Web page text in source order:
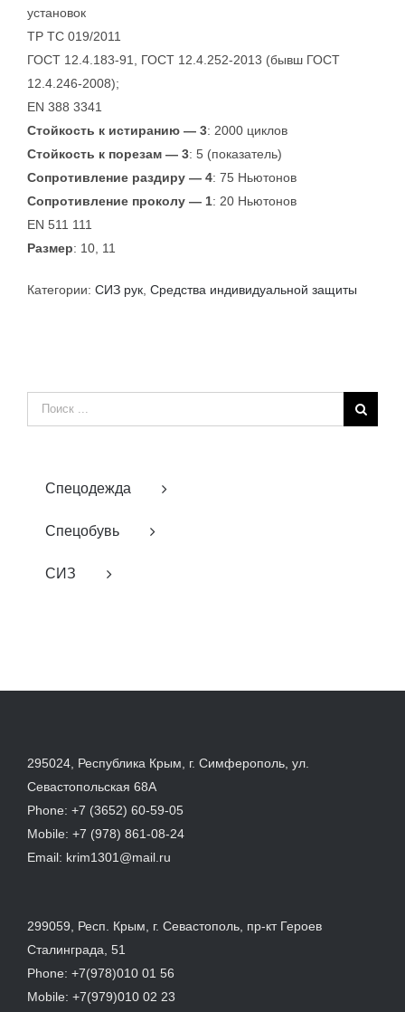
установок
ТР ТС 019/2011
ГОСТ 12.4.183-91, ГОСТ 12.4.252-2013 (бывш ГОСТ
12.4.246-2008);
EN 388 3341
Стойкость к истиранию — 3: 2000 циклов
Стойкость к порезам — 3: 5 (показатель)
Сопротивление раздиру — 4: 75 Ньютонов
Сопротивление проколу — 1: 20 Ньютонов
EN 511 111
Размер: 10, 11
Категории: СИЗ рук Средства индивидуальной защиты
Результат
поиска:
Спецодежда
Спецобувь
СИЗ
295024, Республика Крым, г. Симферополь, ул.
Севастопольская 68А
Phone: +7 (3652) 60-59-05
Mobile: +7 (978) 861-08-24
Email: krim1301@mail.ru
299059, Респ. Крым, г. Севастополь, пр-кт Героев
Сталинграда, 51
Phone: +7(978)010 01 56
Mobile: +7(979)010 02 23